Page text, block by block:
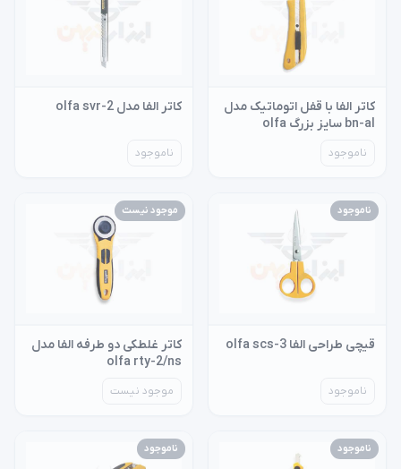
کاتر الفا با قفل اتوماتیک مدل
bn-al سایز بزرگ olfa
ناموجود
کاتر الفا مدل olfa svr-2
ناموجود
ناموجود
قیچی طراحی الفا olfa scs-3
ناموجود
موجود نیست
کاتر غلطکی دو طرفه الفا مدل
olfa rty-2/ns
موجود نیست
ناموجود ناموجود